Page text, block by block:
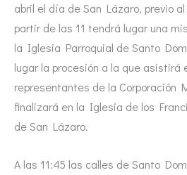
abril el día de San Lázaro, previo
partir de las 11 tendrá lugar una
la Iglesia Parroquial de Santo
lugar la procesión a la que asistirá
representantes de la Corporación
finalizará en la Iglesia de los
de San Lázaro.
A las 11:45 las calles de Santo